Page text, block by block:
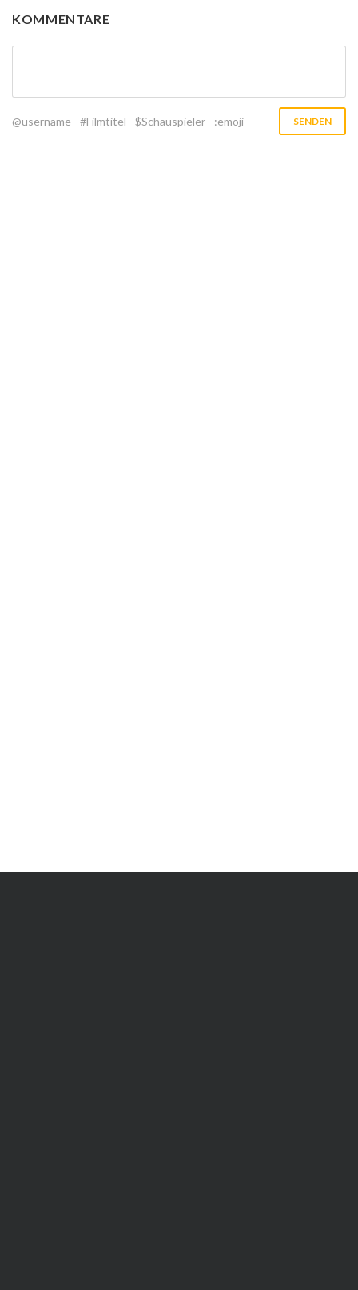
KOMMENTARE
@username #Filmtitel $Schauspieler :emoji